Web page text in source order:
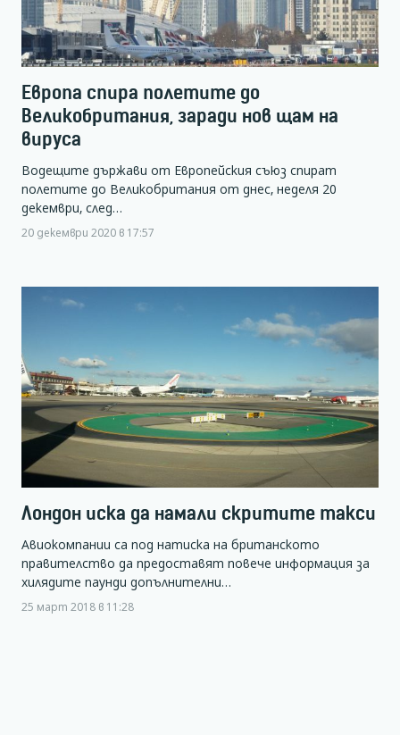
Европа спира полетите до
Великобритания, заради нов щам на
вируса
Водещите държави от Европейския съюз спират
полетите до Великобритания от днес, неделя 20
декември, след…
20 декември 2020 в 17:57
Лондон иска да намали скритите такси
Авиокомпании са под натиска на британското
правителство да предоставят повече информация за
хилядите паунди допълнителни…
25 март 2018 в 11:28